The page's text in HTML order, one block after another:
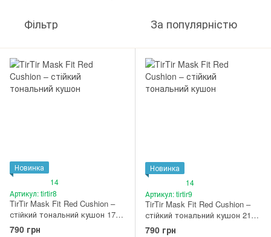
Фільтр За популярністю
Новинка
14
Артикул: tirtir8
TirTir Mask Fit Red Cushion –
стійкий тональний кушон 17C
Porcelain
790 грн
Новинка
14
Артикул: tirtir9
TirTir Mask Fit Red Cushion –
стійкий тональний кушон 21N
Ivory
790 грн